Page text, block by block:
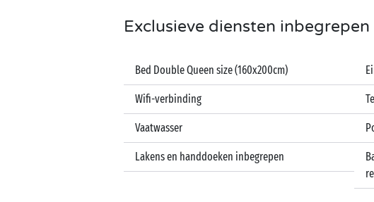
Exclusieve diensten
Bed Double Queen size (160x200cm)
Wifi-verbinding
Vaatwasser
Lakens en handdoeken inbegrepen